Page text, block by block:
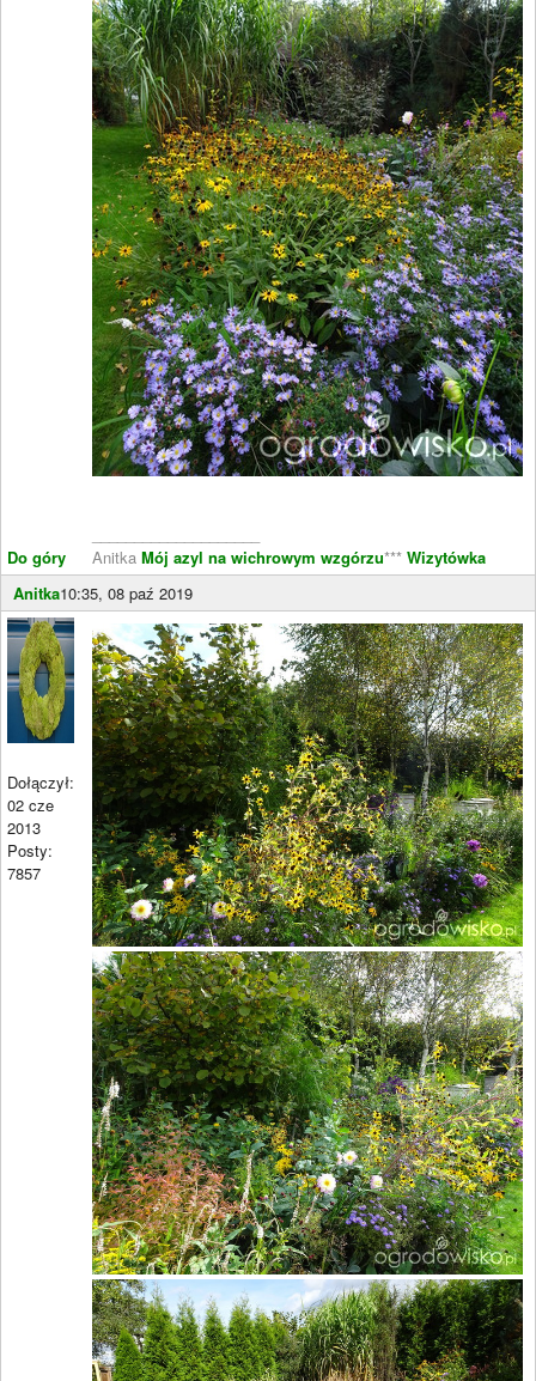
Do góry
Anitka Mój azyl na wichrowym wzgórzu*** Wizytówka
Anitka10:35, 08 paź 2019
Dołączył:
02 cze
2013
Posty:
7857